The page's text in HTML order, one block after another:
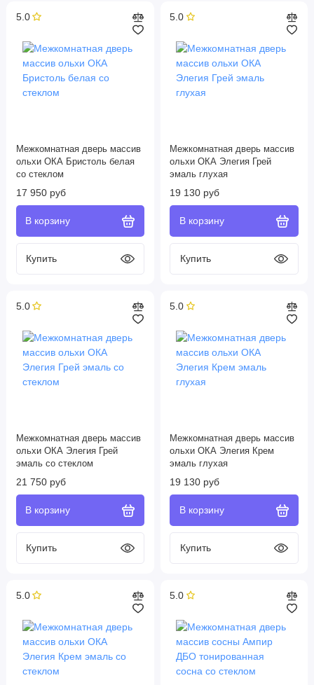
5.0
Межкомнатная дверь массив
ольхи ОКА Бристоль белая
со стеклом
17 950 руб
5.0
Межкомнатная дверь массив
ольхи ОКА Элегия Грей
эмаль глухая
19 130 руб
5.0
Межкомнатная дверь массив
ольхи ОКА Элегия Грей
эмаль со стеклом
21 750 руб
5.0
Межкомнатная дверь массив
ольхи ОКА Элегия Крем
эмаль глухая
19 130 руб
5.0 5.0